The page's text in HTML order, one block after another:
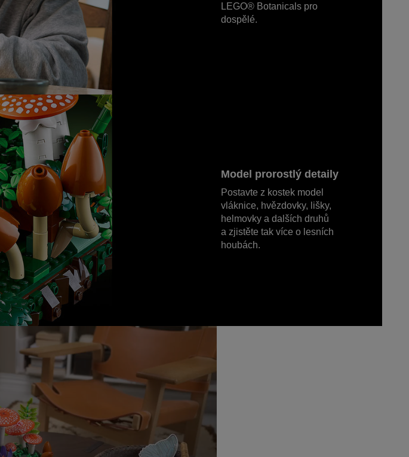
LEGO® Botanicals pro
dospělé.
Model prorostlý detaily
Postavte z kostek model
vláknice, hvězdovky, lišky,
helmovky a dalších druhů
a zjistěte tak více o lesních
houbách.